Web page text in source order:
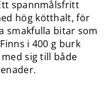
spannmålsfritt
hög kötthalt, för
smakfulla bitar som
i 400 g burk
sig till både